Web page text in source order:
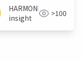
HARMONIC
insight
>100